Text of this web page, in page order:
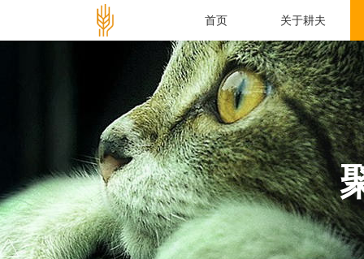
首页 关于耕夫